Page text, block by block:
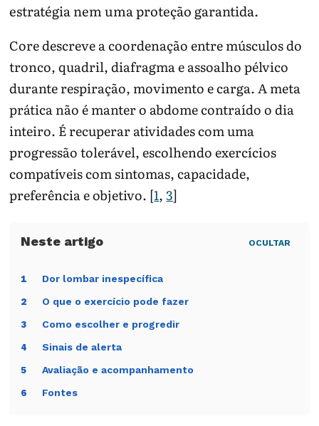
estratégia nem uma proteção garantida.
Core descreve a coordenação entre músculos do
tronco, quadril, diafragma e assoalho pélvico
durante respiração, movimento e carga. A meta
prática não é manter o abdome contraído o dia
inteiro. É recuperar atividades com uma
progressão tolerável, escolhendo exercícios
compatíveis com sintomas, capacidade,
preferência e objetivo. [1,3]
OCULTAR
1 Dor lombar inespecífica
2 O que o exercício pode fazer
3 Como escolher e progredir
4 Sinais de alerta
5 Avaliação e acompanhamento
6 Fontes